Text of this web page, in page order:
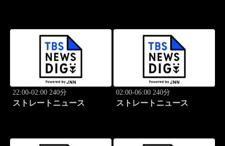
22:00-02:00 240分
ストレートニュース
02:00-06:00 240分
ストレートニュース